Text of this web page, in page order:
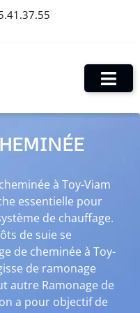
à Toy-Viam
essentielle pour
de chauffage.
de suie se
de cheminée à Toy-
de ramonage
autre Ramonage de
a pour objectif de